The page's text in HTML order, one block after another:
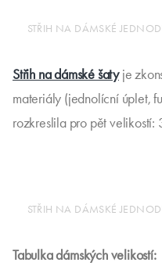
STŘIH NA DÁMSKÉ
Střih na dámské šatyje
materiály (jednolícní úplet,
rozkreslila pro pět
STŘIH NA DÁMSKÉ
Tabulka dámských velikostí: